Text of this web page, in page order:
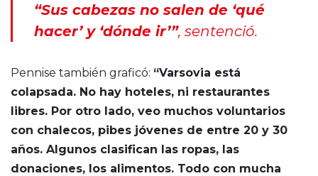
“Sus cabezas no salen de ‘qué
hacer’ y ‘dónde ir’”, sentenció.
Pennise también graficó: “Varsovia está
colapsada. No hay hoteles, ni restaurantes
libres. Por otro lado, veo muchos voluntarios
con chalecos, pibes jóvenes de entre 20 y 30
años. Algunos clasifican las ropas, las
donaciones, los alimentos. Todo con mucha